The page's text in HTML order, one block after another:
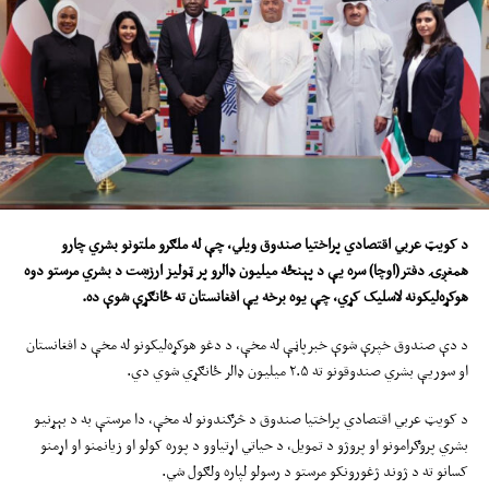
د کویټ عربي اقتصادي پراختیا صندوقویلي، چېلهملګرو ملتونو بشري چارو
همغږۍ دفتر(اوچا) سره یې د پېنځهمیلیون ډالرو پرټولیز ارزښت د بشري مرستو دوه
هوکړه‌لیکونه لاسلیک کړي، چې یوه برخه یې افغانستان ته ځانګړې شوې ده.
د دې صندوق خپرې شوې خبرپاڼې له مخې، د دغو هوکړه‌لیکونو له مخې د افغانستان
او سوریې بشري صندوقونو ته ۲.۵ میلیون ډالر ځانګړي شوي دي.
د کویټ عربي اقتصادي پراختیا صندوق د څرګندونو له مخې، دا مرستې به د بېړنیو
بشري پروګرامونو او پروژو د تمویل، د حیاتي اړتیاوو د پوره کولو او زیانمنو او اړمنو
کسانو ته د ژوند ژغورونکو مرستو د رسولو لپاره ولګول شي.